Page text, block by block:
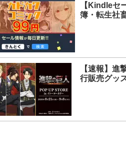
【Kindleセ
簿・転生社
【速報】進
行販売グッ